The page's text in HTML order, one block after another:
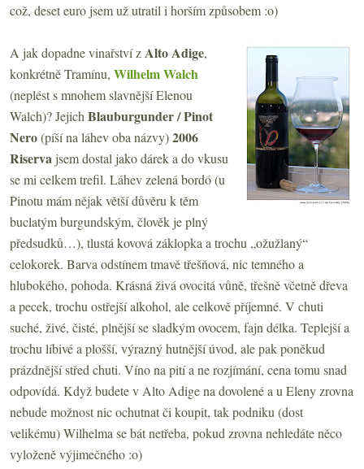
což, deset euro jsem už utratil i horším způsobem :o)
A jak dopadne vinařství zAlto Adige,
konkrétně Tramínu, Wilhelm Walch
(neplést s mnohem slavnější Elenou
Walch)? Jejich Blauburgunder / Pinot
Nero(píší na láhev oba názvy)2006
Riserva jsem dostal jako dárek a do vkusu
se mi celkem trefil. Láhev zelená bordó (u
Pinotu mám nějak větší důvěru k těm
buclatým burgundským, člověk je plný
předsudků…), tlustá kovová záklopka a trochu „ožužlaný“
celokorek. Barva odstínem tmavě třešňová, nic temného a
hlubokého, pohoda. Krásná živá ovocitá vůně, třešně včetně dřeva
a pecek, trochu ostřejší alkohol, ale celkově příjemné. V chuti
suché, živé, čisté, plnější se sladkým ovocem, fajn délka. Teplejší a
trochu líbivé a plošší, výrazný hutnější úvod, ale pak poněkud
prázdnější střed chuti. Víno na pití a ne rozjímání, cena tomu snad
odpovídá. Když budete v Alto Adige na dovolené a u Eleny zrovna
nebude možnost nic ochutnat či koupit, tak podniku (dost
velikému) Wilhelma se bát netřeba, pokud zrovna nehledáte něco
vyloženě výjimečného :o)